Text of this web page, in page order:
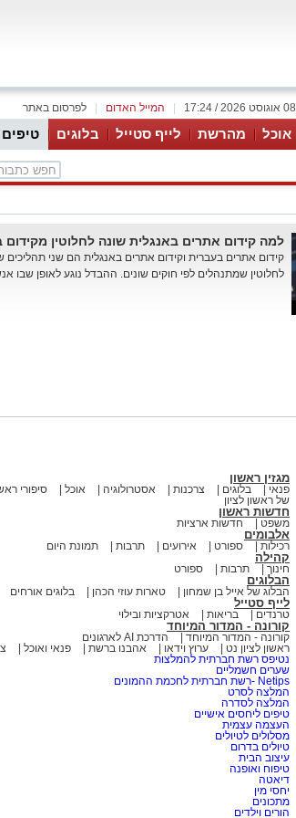
לפרסום באתר המייל האדום 08 אוגוסט 2026 / 17:24
אוכל מהרשת לייף סטייל בלוגים
למה קידום אתרים באנגלית שונה לחלוטין
קידום אתרים בעברית וקידום אתרים באנגלית הם שני תהליכים
לחלוטין שמתנהלים לפי חוקים שונים. ההבדל נוגע לאופן שבו
מגזין ראשון
פנאי בלוגים צרכנות אסטרולוגיה אוכל סיפורי
של ראשון לציון
חדשות ראשון
משפט חדשות ארציות
אלבומים
רכילות ספורט אירועים תרבות תמונת היום
קהילה
חינוך תרבות ספורט
הבלוגים
הבלוג של אייל בן שמחון טארות עוזי הכהן בלוגים אורחים
לייף סטייל
טרנדים בריאות אטרקציות ובילוי
קורונה - המדור המיוחד
קורונה - המדור המיוחד
הדרכת AI לארגונים
ראשון לציון נט
ערוץ וידאו אהבנו ברשת פנאי ואוכל
נטיפס רשת חברתית להמלצות
שערים חשמליים
Netips -רשת חברתית לחכמת ההמונים
המלצה לסרט
המלצה לסדרה
טיפים ליחסים אישיים
העצמה עצמית
מסלולים לטיולים
טיולים בדרום
עיצוב הבית
טיפוח ואופנה
דיאטה
יחסי מין
מתכונים
הורים וילדים